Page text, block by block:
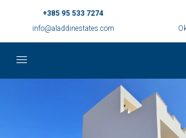
+385 95 533 7274
info@aladdinestates.com